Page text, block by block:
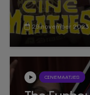
29 november 2023
CINEMAATJES